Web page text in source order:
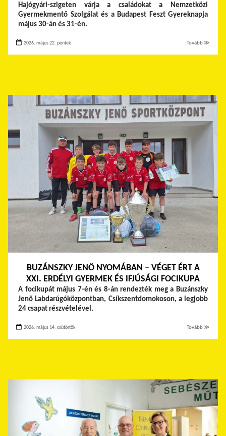
Hajógyári-szigeten várja a családokat a Nemzetközi
Gyermekmentő Szolgálat és a Budapest Feszt Gyereknapja
május 30-án és 31-én.
2026. május 22. péntek Tovább ≫
BUZÁNSZKY JENŐ NYOMÁBAN – VÉGET ÉRT A
XXI. ERDÉLYI GYERMEK ÉS IFJÚSÁGI FOCIKUPA
A focikupát május 7-én és 8-án rendezték meg a Buzánszky
Jenő Labdarúgóközpontban, Csíkszentdomokoson, a legjobb
24 csapat részvételével.
2026. május 14. csütörtök Tovább ≫